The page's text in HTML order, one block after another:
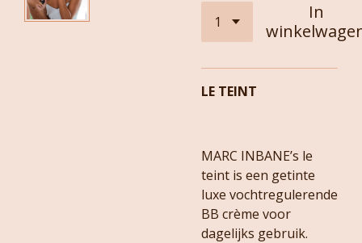
In
LE TEINT
MARC INBANE’s le
teint is een getinte
luxe vochtregulerende
BB crème voor
dagelijks gebruik.